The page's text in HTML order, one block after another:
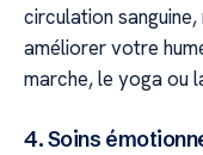
circulation
améliorer votre
marche, le yoga ou
4. Soins